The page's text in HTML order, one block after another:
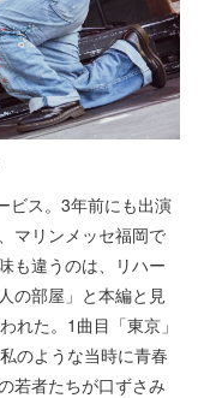
ビス。3年前にも出演
マリンメッセ福岡で
も違うのは、リハー
の部屋」と本編と見
れた。1曲目「東京」
のような当時に青春
若者たちが口ずさみ